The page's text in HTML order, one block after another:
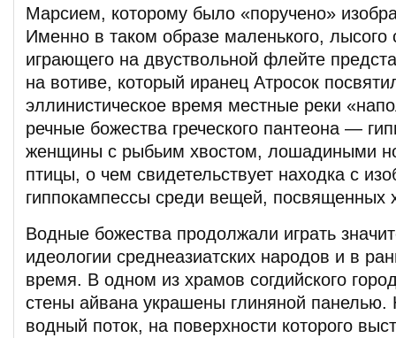
Марсием, которому было «поручено»
Именно в таком образе маленького, лысого
играющего на двуствольной флейте
на вотиве, который иранец Атросок
эллинистическое время местные реки
речные божества греческого пантеона —
женщины с рыбьим хвостом, лошадиными
птицы, о чем свидетельствует находка с
гиппокампессы среди вещей, посвященных
Водные божества продолжали играть
идеологии среднеазиатских народов и в
время. В одном из храмов согдийского
стены айвана украшены глиняной панелью.
водный поток, на поверхности которого